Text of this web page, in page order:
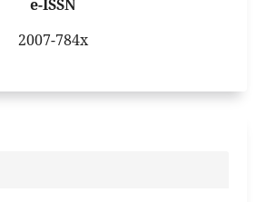
e-ISSN
2007-784x